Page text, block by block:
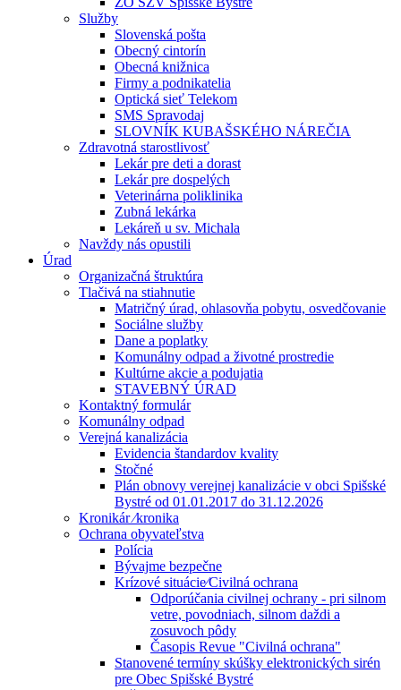
Služby
Slovenská pošta
Obecný cintorín
Obecná knižnica
Firmy a podnikatelia
Optická sieť Telekom
SMS Spravodaj
SLOVNÍK KUBAŠSKÉHO NÁREČIA
Zdravotná starostlivosť
Lekár pre deti a dorast
Lekár pre dospelých
Veterinárna poliklinika
Zubná lekárka
Lekáreň u sv. Michala
Navždy nás opustili
Úrad
Organizačná štruktúra
Tlačivá na stiahnutie
Matričný úrad, ohlasovňa pobytu, osvedčovanie
Sociálne služby
Dane a poplatky
Komunálny odpad a životné prostredie
Kultúrne akcie a podujatia
STAVEBNÝ ÚRAD
Kontaktný formulár
Komunálny odpad
Verejná kanalizácia
Evidencia štandardov kvality
Stočné
Plán obnovy verejnej kanalizácie v obci Spišské
Bystré od 01.01.2017 do 31.12.2026
Kronikár ⁄kronika
Ochrana obyvateľstva
Polícia
Bývajme bezpečne
Krízové situácie⁄Civilná ochrana
Odporúčania civilnej ochrany - pri silnom
vetre, povodniach, silnom daždi a
zosuvoch pôdy
Časopis Revue "Civilná ochrana"
Stanovené termíny skúšky elektronických sirén
pre Obec Spišské Bystré